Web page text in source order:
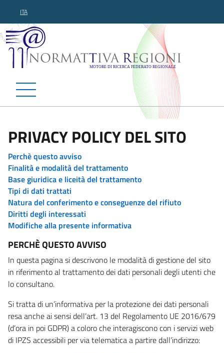
ITA
Normattiva Regioni -
PRIVACY POLICY DEL SITO
Perchè questo avviso
Finalità e modalità del trattamento
Base giuridica e liceità del trattamento
Tipi di dati trattati
Natura del conferimento e conseguenze del rifiuto
Diritti degli interessati
Modifiche alla presente informativa
PERCHÈ QUESTO AVVISO
In questa pagina si descrivono le modalità di gestione del sito
in riferimento al trattamento dei dati personali degli utenti che
lo consultano.
Si tratta di un’informativa per la protezione dei dati personali
resa anche ai sensi dell’art. 13 del Regolamento UE 2016/679
(d’ora in poi GDPR) a coloro che interagiscono con i servizi web
di IPZS accessibili per via telematica a partire dall’indirizzo: